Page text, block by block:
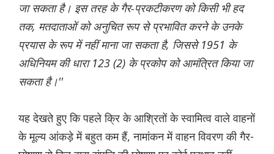
जा सकता है। इस तरह के गैर-प्रकटीकरण को किसी भी हद
तक, मतदाताओं को अनुचित रूप से प्रभावित करने के उनके
प्रयास के रूप में नहीं माना जा सकता है, जिससे 1951 के
अधिनियम की धारा 123 (2) के प्रकोप को आमंत्रित किया जा
सकता है।''
यह देखते हुए कि पहले क्रि के आश्रितों के स्वामित्व वाले वाहनों
के मूल्य आंकड़े में बहुत कम हैं, नामांकन में वाहन विवरण की गैर-